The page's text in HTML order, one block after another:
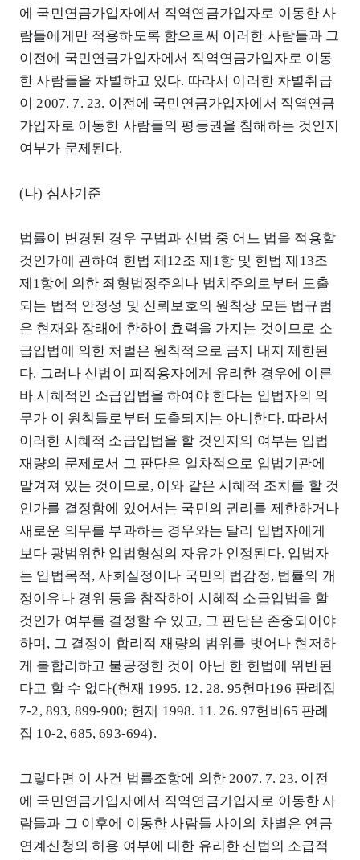
에 국민연금가입자에서 직역연금가입자로 이동한 사
람들에게만 적용하도록 함으로써 이러한 사람들과 그
이전에 국민연금가입자에서 직역연금가입자로 이동
한 사람들을 차별하고 있다. 따라서 이러한 차별취급
이 2007. 7. 23. 이전에 국민연금가입자에서 직역연금
가입자로 이동한 사람들의 평등권을 침해하는 것인지
여부가 문제된다.
(나) 심사기준
법률이 변경된 경우 구법과 신법 중 어느 법을 적용할
것인가에 관하여 헌법 제12조 제1항 및 헌법 제13조
제1항에 의한 죄형법정주의나 법치주의로부터 도출
되는 법적 안정성 및 신뢰보호의 원칙상 모든 법규범
은 현재와 장래에 한하여 효력을 가지는 것이므로 소
급입법에 의한 처벌은 원칙적으로 금지 내지 제한된
다. 그러나 신법이 피적용자에게 유리한 경우에 이른
바 시혜적인 소급입법을 하여야 한다는 입법자의 의
무가 이 원칙들로부터 도출되지는 아니한다. 따라서
이러한 시혜적 소급입법을 할 것인지의 여부는 입법
재량의 문제로서 그 판단은 일차적으로 입법기관에
맡겨져 있는 것이므로, 이와 같은 시혜적 조치를 할 것
인가를 결정함에 있어서는 국민의 권리를 제한하거나
새로운 의무를 부과하는 경우와는 달리 입법자에게
보다 광범위한 입법형성의 자유가 인정된다. 입법자
는 입법목적, 사회실정이나 국민의 법감정, 법률의 개
정이유나 경위 등을 참작하여 시혜적 소급입법을 할
것인가 여부를 결정할 수 있고, 그 판단은 존중되어야
하며, 그 결정이 합리적 재량의 범위를 벗어나 현저하
게 불합리하고 불공정한 것이 아닌 한 헌법에 위반된
다고 할 수 없다(헌재 1995. 12. 28. 95헌마196 판례집
7-2, 893, 899-900; 헌재 1998. 11. 26. 97헌바65 판례
집 10-2, 685, 693-694).
그렇다면 이 사건 법률조항에 의한 2007. 7. 23. 이전
에 국민연금가입자에서 직역연금가입자로 이동한 사
람들과 그 이후에 이동한 사람들 사이의 차별은 연금
연계신청의 허용 여부에 대한 유리한 신법의 소급적